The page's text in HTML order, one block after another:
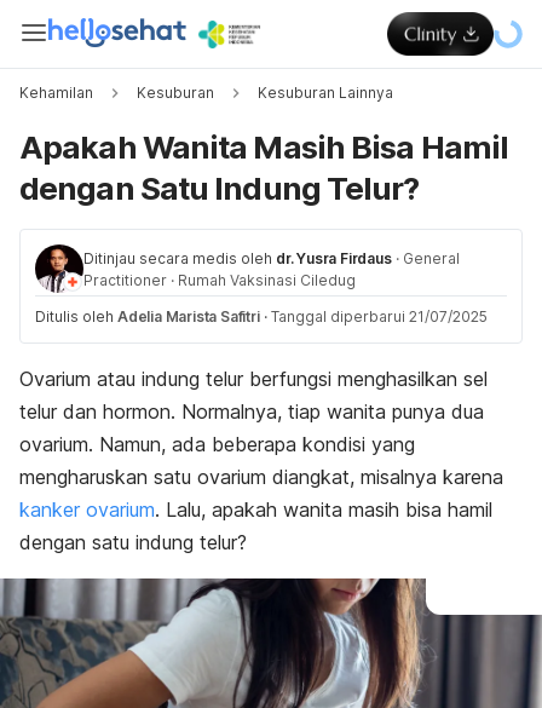
Kehamilan Kesuburan Kesuburan Lainnya
Apakah Wanita Masih Bisa Hamil
dengan Satu Indung Telur?
Ditinjau secara medis oleh dr. Yusra Firdaus · General
Practitioner · Rumah Vaksinasi Ciledug
Ditulis oleh Adelia Marista Safitri · Tanggal diperbarui 21/07/2025
Ovarium atau indung telur berfungsi menghasilkan sel
telur dan hormon. Normalnya, tiap wanita punya dua
ovarium. Namun, ada beberapa kondisi yang
mengharuskan satu ovarium diangkat, misalnya karena
kanker ovarium. Lalu, apakah wanita masih bisa hamil
dengan satu indung telur?